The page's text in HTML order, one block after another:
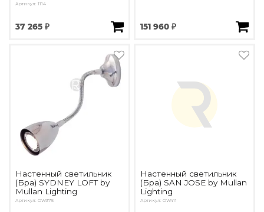
Артикул: 1114
37 265 ₽ 151 960 ₽
Настенный светильник
(Бра) SYDNEY LOFT by
Mullan Lighting
Артикул: OW375
Настенный светильник
(Бра) SAN JOSE by Mullan
Lighting
Артикул: OW411